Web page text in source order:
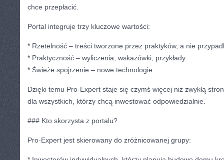
chce przepłacić.
Portal integruje trzy kluczowe wartości:
* Rzetelność – treści tworzone przez praktyków, a nie
* Praktyczność – wyliczenia, wskazówki, przykłady.
* Świeże spojrzenie – nowe technologie.
Dzięki temu Pro-Expert staje się czymś więcej niż zwykłą
dla wszystkich, którzy chcą inwestować odpowiedzialnie.
### Kto skorzysta z portalu?
Pro-Expert jest skierowany do zróżnicowanej grupy: